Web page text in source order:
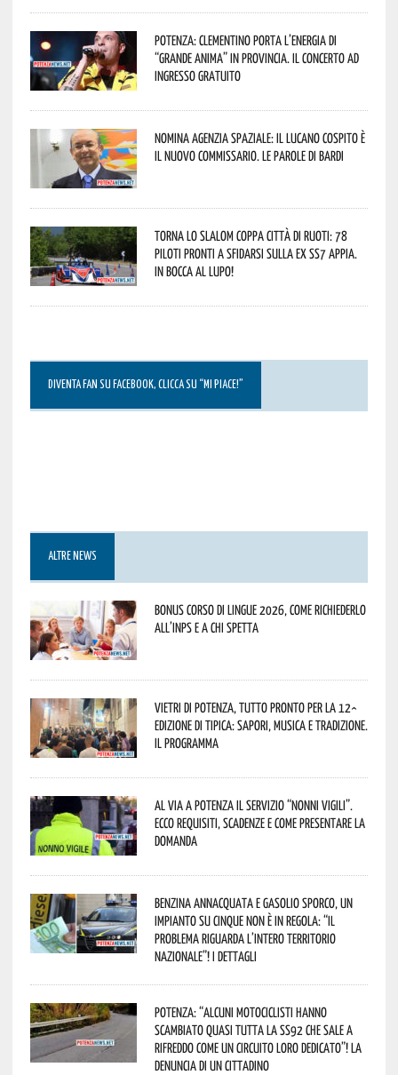
Potenza: Clementino porta l’energia di
“Grande Anima” in provincia. Il concerto ad
ingresso gratuito
Nomina Agenzia Spaziale: il lucano Cospito è
il nuovo commissario. Le parole di Bardi
Torna lo Slalom Coppa Città di Ruoti: 78
piloti pronti a sfidarsi sulla ex SS7 Appia.
In bocca al lupo!
DIVENTA FAN SU FACEBOOK, CLICCA SU “MI PIACE!”
ALTRE NEWS
Bonus corso di lingue 2026, come richiederlo
all’INPS e a chi spetta
Vietri di Potenza, tutto pronto per la 12^
Edizione di Tipica: sapori, musica e tradizione.
Il programma
Al via a Potenza il servizio “Nonni Vigili”.
Ecco requisiti, scadenze e come presentare la
domanda
Benzina annacquata e gasolio sporco, un
impianto su cinque non è in regola: “il
problema riguarda l’intero territorio
Nazionale”! I dettagli
Potenza: “alcuni motociclisti hanno
scambiato quasi tutta la SS92 che sale a
Rifreddo come un circuito loro dedicato”! La
denuncia di un cittadino